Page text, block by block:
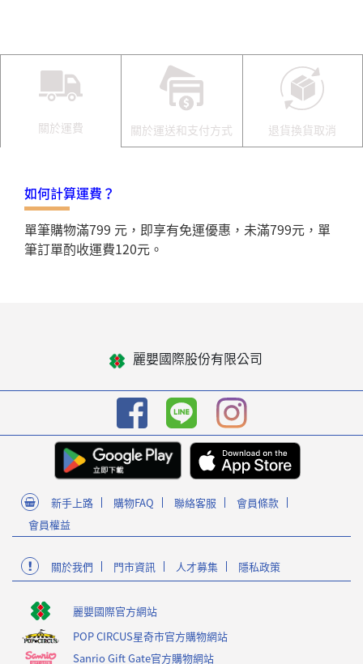
關於運費 關於運送和支付方式 退貨換貨取消
如何計算運費？
單筆購物滿799 元，即享有免運優惠，未滿799元，單
筆訂單酌收運費120元。
麗嬰國際股份有限公司
新手上路 購物FAQ 聯絡客服
會員條款
會員權益
關於我們 門市資訊 人才募集 隱私政策
麗嬰國際官方網站
POP CIRCUS星奇市官方購物網站
Sanrio Gift Gate官方購物網站